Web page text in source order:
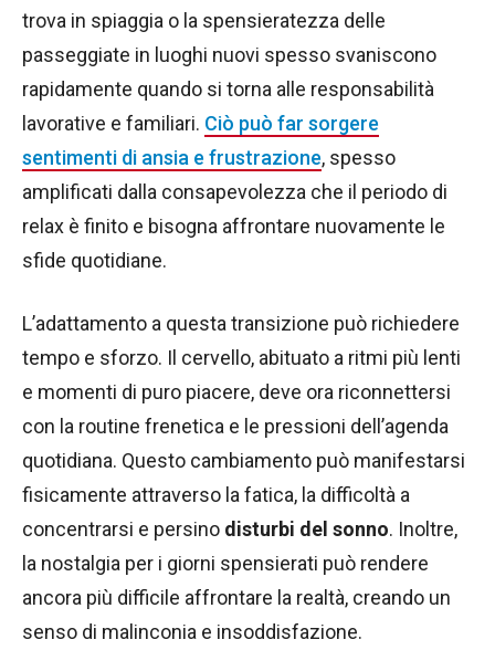
trova in spiaggia o la spensieratezza delle
passeggiate in luoghi nuovi spesso svaniscono
rapidamente quando si torna alle responsabilità
lavorative e familiari. Ciò può far sorgere
sentimenti di ansia e frustrazione, spesso
amplificati dalla consapevolezza che il periodo di
relax è finito e bisogna affrontare nuovamente le
sfide quotidiane.
L’adattamento a questa transizione può richiedere
tempo e sforzo. Il cervello, abituato a ritmi più lenti
e momenti di puro piacere, deve ora riconnettersi
con la routine frenetica e le pressioni dell’agenda
quotidiana. Questo cambiamento può manifestarsi
fisicamente attraverso la fatica, la difficoltà a
concentrarsi e persino disturbi del sonno. Inoltre,
la nostalgia per i giorni spensierati può rendere
ancora più difficile affrontare la realtà, creando un
senso di malinconia e insoddisfazione.